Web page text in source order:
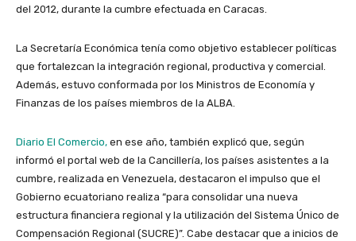
del 2012, durante la cumbre efectuada en Caracas.
La Secretaría Económica tenía como objetivo establecer políticas
que fortalezcan la integración regional, productiva y comercial.
Además, estuvo conformada por los Ministros de Economía y
Finanzas de los países miembros de la ALBA.
Diario El Comercio, en ese año, también explicó que, según
informó el portal web de la Cancillería, los países asistentes a la
cumbre, realizada en Venezuela, destacaron el impulso que el
Gobierno ecuatoriano realiza “para consolidar una nueva
estructura financiera regional y la utilización del Sistema Único de
Compensación Regional (SUCRE)”. Cabe destacar que a inicios de